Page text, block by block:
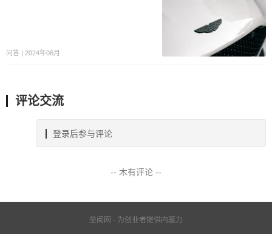
问答 | 2024年06月
评论交流
登录后参与评论
-- 木有评论 --
垒阅网 · 为创业者提供内驱力